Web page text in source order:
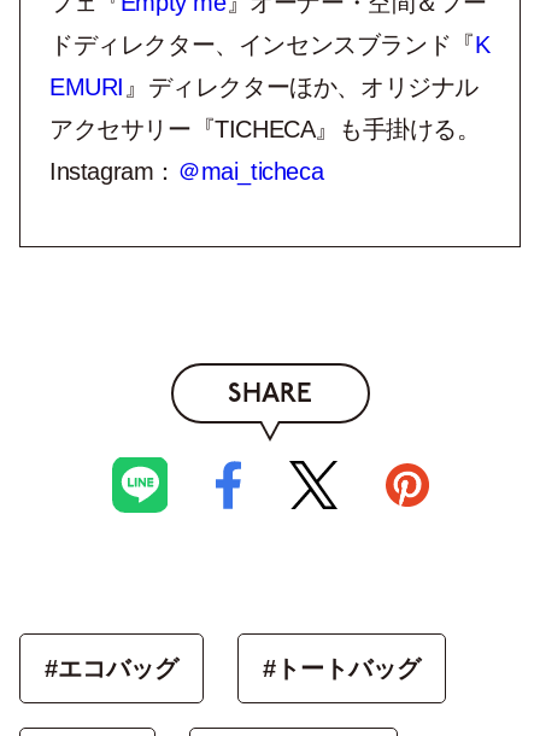
ドディレクター、インセンスブランド『K
EMURI 』ディレクターほか、オリジナル
アクセサリー『TICHECA』も手掛ける。
Instagram： ＠mai_ticheca
SHARE
#エコバッグ #トートバッグ